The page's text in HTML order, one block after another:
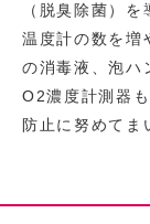
（脱臭除菌）
温度計の数を増
の消毒液、泡ハ
O2濃度計測器
防止に努めてま